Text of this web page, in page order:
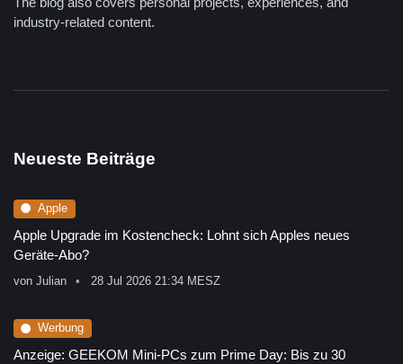
industry-related content.
Neueste Beiträge
Apple
Apple Upgrade im Kostencheck: Lohnt sich Apples neues
Geräte-Abo?
von Julian 28 Jul 2026 21:34 MESZ
Werbung
Anzeige: GEEKOM Mini-PCs zum Prime Day: Bis zu 30